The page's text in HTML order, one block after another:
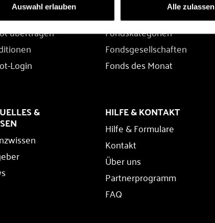
Auswahl erlauben Alle zulassen
übertragen
Login
Fondssuche
Fondskategorien
Fondsgesellschaften
Fonds des Monat
& HILFE & KONTAKT
Hilfe & Formulare
Kontakt
Über uns
Partnerprogramm
FAQ